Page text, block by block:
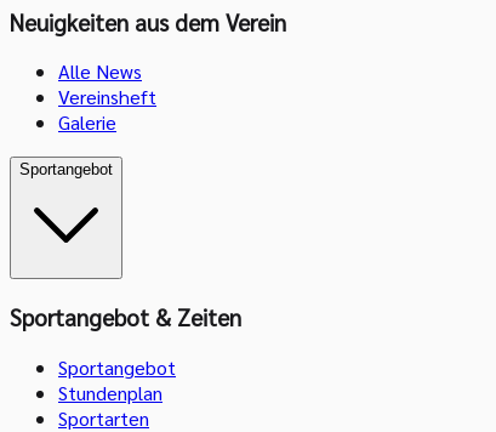
Neuigkeiten aus dem Verein
Alle News
Vereinsheft
Galerie
Sportangebot
Sportangebot & Zeiten
Sportangebot
Stundenplan
Sportarten